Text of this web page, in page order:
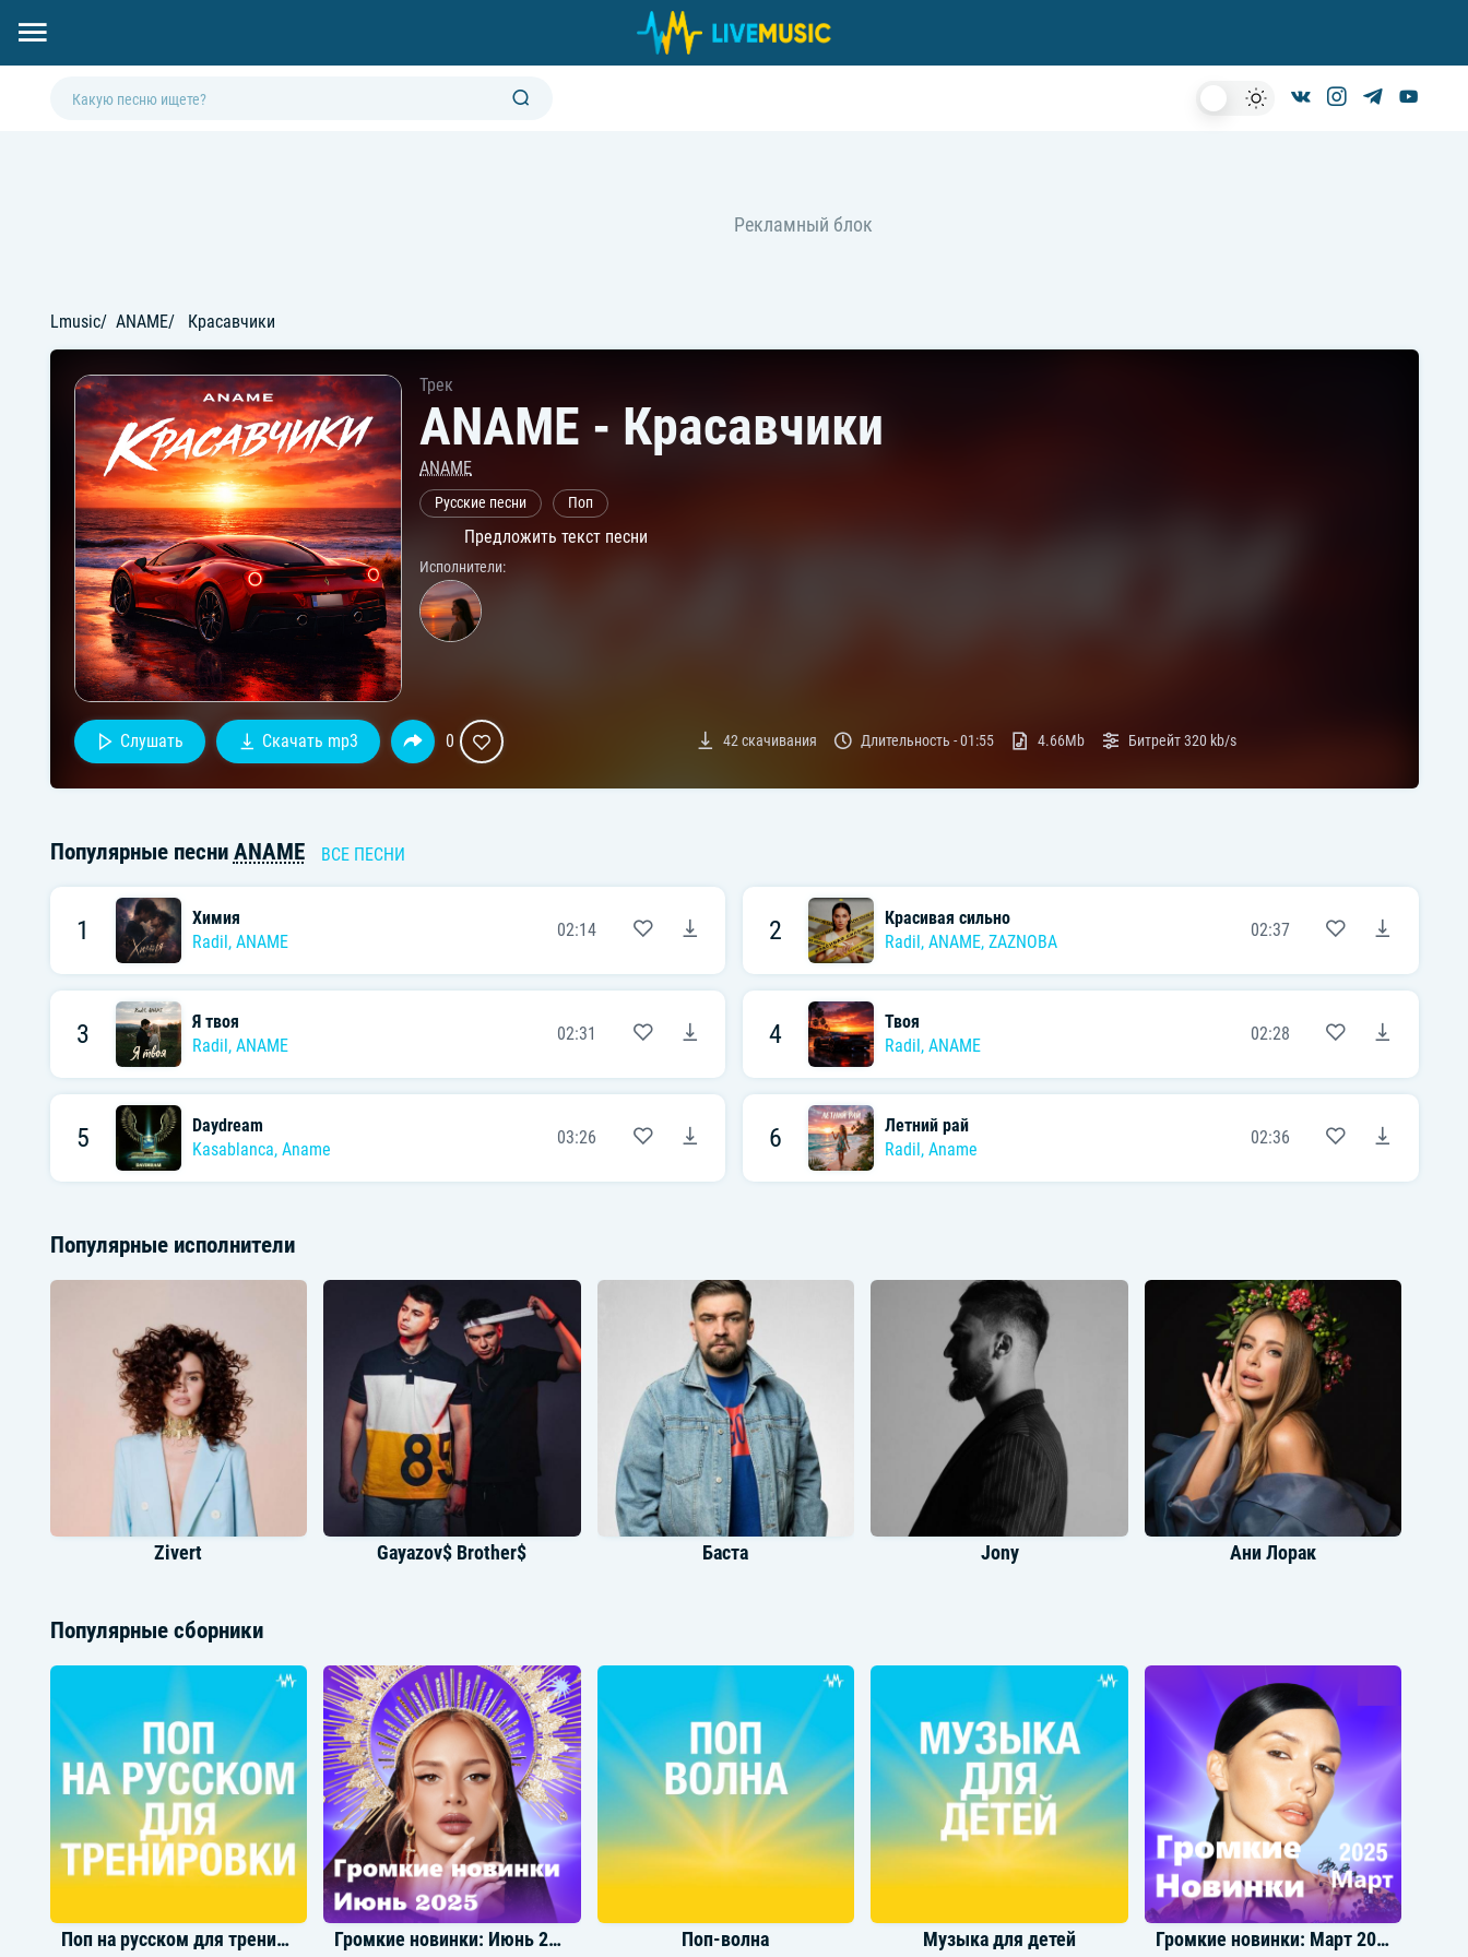
Lmusic ANAME Красавчики
Трек
ANAME - Красавчики
ANAME
Русские песни Поп
Предложить текст песни
Исполнители:
Слушать Скачать mp3 0 42скачивания Длительность -01:55 4.66Mb Битрейт320 kb/s
Популярные песни ANAME ВСЕ ПЕСНИ
1
Химия
Radil, ANAME
02:14 2
Красивая сильно
Radil, ANAME, ZAZNOBA
02:37
3
Я твоя
Radil, ANAME
02:31 4
Твоя
Radil, ANAME
02:28
5
Daydream
Kasablanca, Aname
03:26 6
Летний рай
Radil , Aname
02:36
Популярные исполнители
Zivert Gayazov$ Brother$ Баста Jony Ани Лорак
Руки Вверх Егор Крид Три Дня Дождя Стас Михайлов Og Buda
Популярные сборники
Поп на русском для тренировки Громкие новинки: Июнь 2025 Поп-волна Музыка для детей Громкие новинки: Март 2025